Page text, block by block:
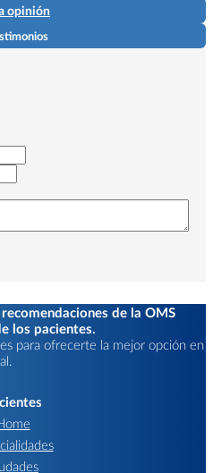
opinión
de la OMS
los pacientes.
para ofrecerte la mejor opción en